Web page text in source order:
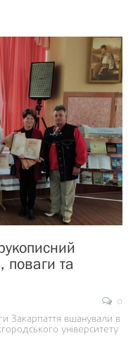
поваги та
0
Закарпаття вшанували в
університету